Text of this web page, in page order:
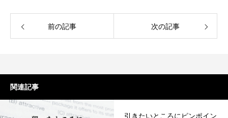
前の記事 次の記事
関連記事
引きたいところにピンポイン